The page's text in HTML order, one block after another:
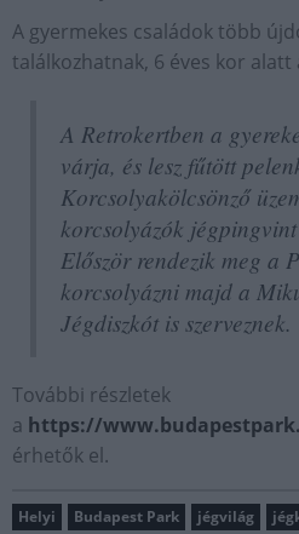
A gyermekes családok több
találkozhatnak, 6 éves kor alatt
A Retrokertben a
várja, és lesz fűtött
Korcsolyakölcsönző
korcsolyázók
Először rendezik meg a
korcsolyázni majd a
Jégdiszkót is szerveznek.
További részletek
a https://
érhetők el.
Helyi Budapest Park jégvilág